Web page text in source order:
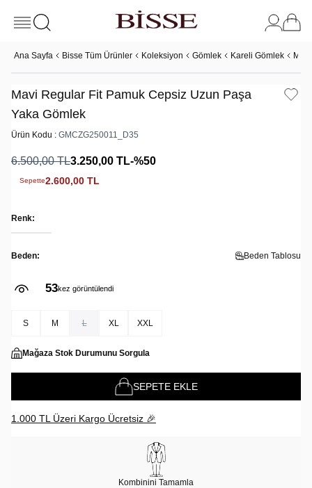
Ana Sayfa Bisse Tüm Ürünler Koleksiyon Gömlek Kareli Gömlek
Mavi Regular Fit Pamuk Cepsiz Uzun Paşa
Yaka Gömlek
Ürün Kodu : GMCZG250011_D35
6.500,00TL3.250,00 TL-%50
Sepette2.600,00 TL
Renk:
Beden: Beden Tablosu
53kez görüntülendi
S M L XL XXL
Mağaza Stok Durumunu Sorgula
SEPETE EKLE
1.000 TL Üzeri Kargo Ücretsiz 🎉
Kombinini Tamamla